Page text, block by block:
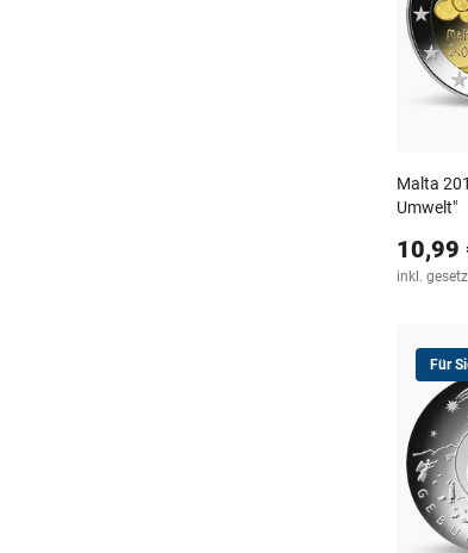
Malta
Umwelt"
10,99
inkl.
Für